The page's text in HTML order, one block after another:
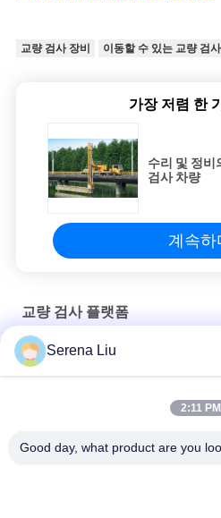
교량 검사 장비 이동할 수 있는 교량 검
가장 저렴 한
수리 및 정비
검사 차량
계속하
교량 검사 플랫폼
직업적인 교량 검사 플랫폼 높은 능
Serena Liu
2:11 PM
Good day, what product are you